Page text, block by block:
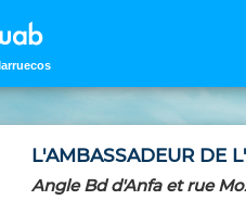
L'AMBASSADEUR DE
Angle Bd d'Anfa et rue